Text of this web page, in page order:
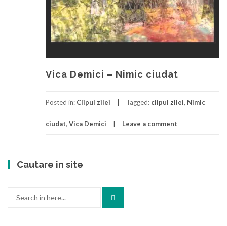
Vica Demici – Nimic ciudat
Posted in: Clipul zilei Tagged: clipul zilei, Nimic
ciudat, Vica Demici Leave a comment
Cautare in site